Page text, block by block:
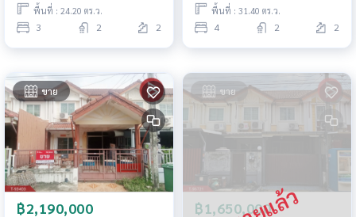
พื้นที่ : 24.20 ตร.ว.
3 2 2
พื้นที่ : 31.40 ตร.ว.
4 2 2
ขาย
฿2,190,000
ขาย
฿1,650,000